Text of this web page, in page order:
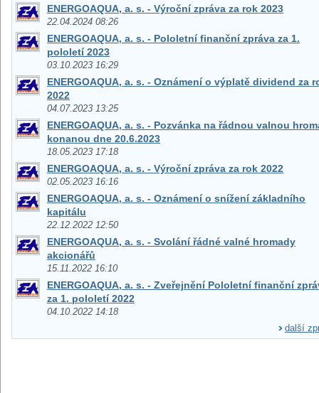
ENERGOAQUA, a. s. - Výroční zpráva za rok 2023
22.04.2024 08:26
ENERGOAQUA, a. s. - Pololetní finanční zpráva za 1.
pololetí 2023
03.10.2023 16:29
ENERGOAQUA, a. s. - Oznámení o výplatě dividend za
2022
04.07.2023 13:25
ENERGOAQUA, a. s. - Pozvánka na řádnou valnou
konanou dne 20.6.2023
18.05.2023 17:18
ENERGOAQUA, a. s. - Výroční zpráva za rok 2022
02.05.2023 16:16
ENERGOAQUA, a. s. - Oznámení o snížení základního
kapitálu
22.12.2022 12:50
ENERGOAQUA, a. s. - Svolání řádné valné hromady
akcionářů
15.11.2022 16:10
ENERGOAQUA, a. s. - Zveřejnění Pololetní finanční
za 1. pololetí 2022
04.10.2022 14:18
další